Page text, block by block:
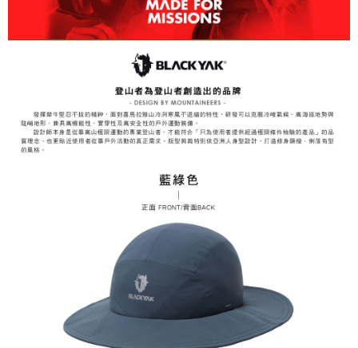
【注意事項】
１．透過由恩沛科技股份有限公司提供之「AFTEE先享後付」服務完成之交
易，需依本服務之必要範圍內提供個人資料，並將交易相關給付款項請求債
權轉讓予恩沛科技股份有限公司。
２．關於個人資料處理事宜，請瀏覽以下網址：
https://aftee.tw/terms/#terms3
３．未成年的使用者請事先徵得法定代理人或監護人之同意方可使用
「AFTEE先享後付」，若未經同意申辦者引起之損失，本公司不負相關責
任。
４．使用「AFTEE先享後付」時，將依據個別帳號之用戶狀況，依本公司即
５．嚴禁一人註冊多個帳號或使用他人資訊註冊。若發現惡意使用之情形，
恩沛科技股份有限公司將有權停止該用戶之使用額度並採取法律行動。
7-11取貨付款
每筆NT$60，滿NT$799(含以上)免運費
每筆NT$60，滿NT$799(含以上)免運費
宅配
每筆NT$70，滿NT$799(含以上)免運費